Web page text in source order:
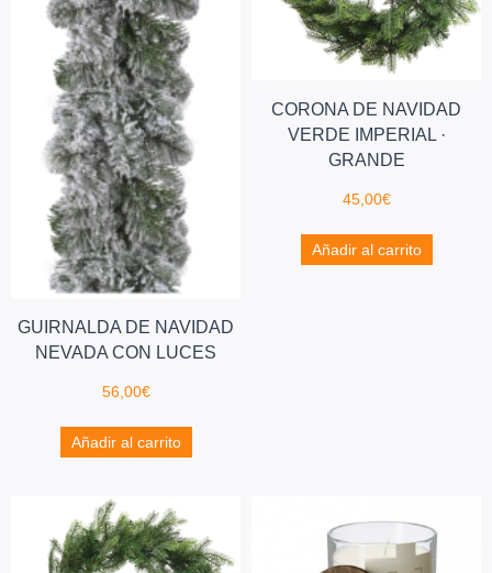
GUIRNALDA DE NAVIDAD
NEVADA CON LUCES
56,00€
Añadir al carrito
CORONA DE NAVIDAD
VERDE IMPERIAL ·
GRANDE
45,00€
Añadir al carrito